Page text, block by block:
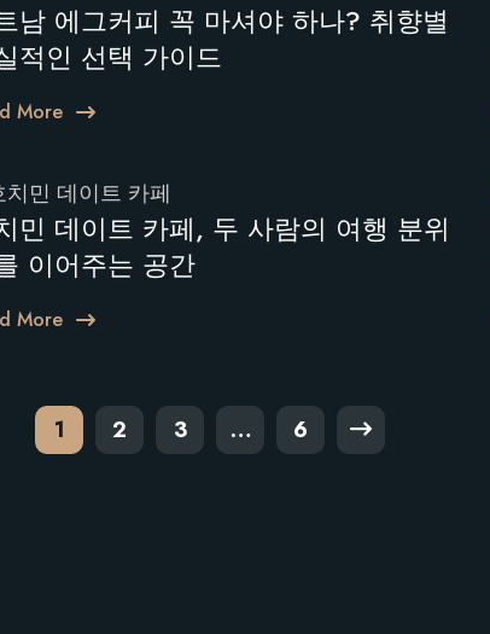
남 에그커피 꼭 마셔야 하나? 취향별
적인 선택 가이드
More
민 데이트 카페, 두 사람의 여행 분위
이어주는 공간
More
1 2 3 … 6